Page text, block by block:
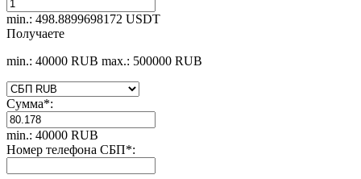
min.: 498.8899698172 USDT
Получаете
min.: 40000 RUB max.: 500000 RUB
Сумма*:
min.: 40000 RUB
Номер телефона СБП*: